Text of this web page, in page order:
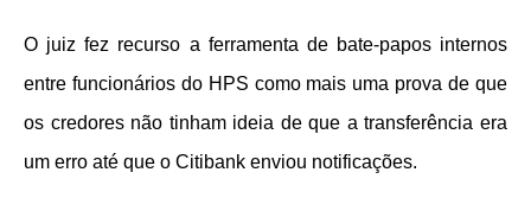
O juiz fez recurso a ferramenta de bate-papos internos
entre funcionários do HPS como mais uma prova de que
os credores não tinham ideia de que a transferência era
um erro até que o Citibank enviou notificações.